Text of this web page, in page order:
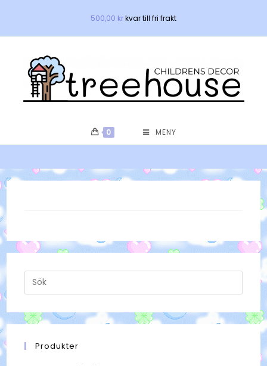
innehållet
500,00 krkvar till fri frakt
0 MENY
Produkter